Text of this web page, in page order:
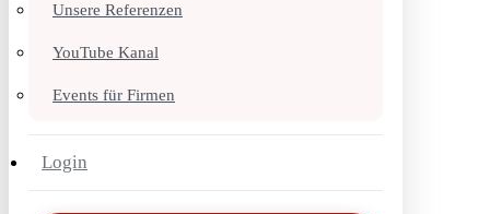
Unsere Referenzen
YouTube Kanal
Events für Firmen
Login